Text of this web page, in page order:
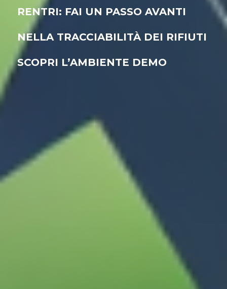
RENTRI: FAI UN PASSO AVANTI
NELLA TRACCIABILITÀ DEI RIFIUTI
SCOPRI L’AMBIENTE DEMO